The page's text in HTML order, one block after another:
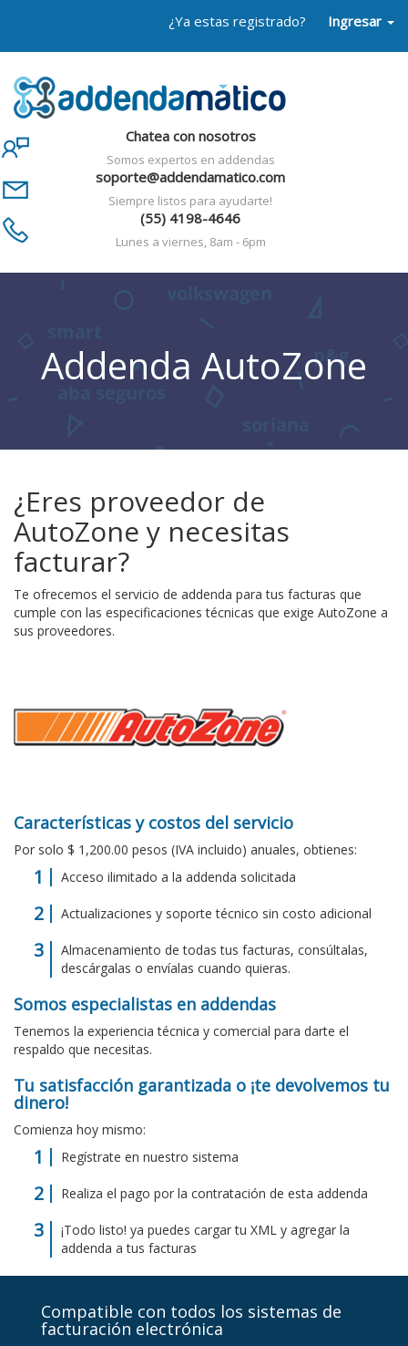
¿Ya estas registrado? Ingresar
Chatea con nosotros
Somos expertos en addendas
soporte@addendamatico.com
Siempre listos para ayudarte!
(55) 4198-4646
Lunes a viernes, 8am - 6pm
Addenda AutoZone
¿Eres proveedor de
AutoZone y necesitas
facturar?
Te ofrecemos el servicio de addenda para tus facturas que
cumple con las especificaciones técnicas que exige AutoZone a
sus proveedores.
Características y costos del servicio
Por solo $ 1,200.00 pesos (IVA incluido) anuales, obtienes:
Acceso ilimitado a la addenda solicitada
Actualizaciones y soporte técnico sin costo adicional
Almacenamiento de todas tus facturas, consúltalas,
descárgalas o envíalas cuando quieras.
Somos especialistas en addendas
Tenemos la experiencia técnica y comercial para darte el
respaldo que necesitas.
Tu satisfacción garantizada o ¡te devolvemos tu
dinero!
Comienza hoy mismo:
Regístrate en nuestro sistema
Realiza el pago por la contratación de esta addenda
¡Todo listo! ya puedes cargar tu XML y agregar la
addenda a tus facturas
Compatible con todos los sistemas de
facturación electrónica